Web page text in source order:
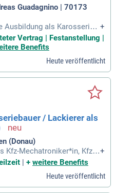
Guadagnino | 70173
Ausbildung als Karosserie-
w/d) oder eine vergleichbar
Jahre Berufserfahrung i
+
Vertrag | Festanstellung |
Benefits
Heute veröffentlicht
/ Lackierer als
(Donau)
Kfz-Mechatroniker*in, Kfz-
Kfz-Lackierer*in oder Be
technisches Auffassung
Einschätzen des Zustan
+
| + weitere Benefits
Heute veröffentlicht